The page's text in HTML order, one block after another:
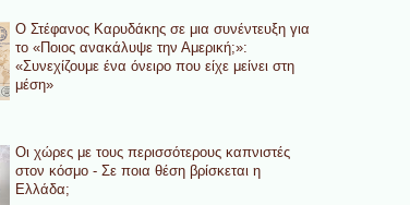
Ο Στέφανος Καρυδάκης σε μια συνέντευξη για
το «Ποιος ανακάλυψε την Αμερική;»:
«Συνεχίζουμε ένα όνειρο που είχε μείνει στη
μέση»
Οι χώρες με τους περισσότερους καπνιστές
στον κόσμο - Σε ποια θέση βρίσκεται η
Ελλάδα;